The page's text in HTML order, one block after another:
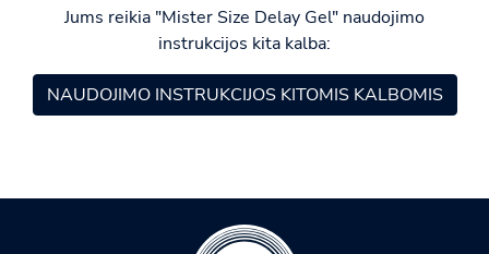
Jums reikia "Mister Size Delay Gel" naudojimo
instrukcijos kita kalba:
NAUDOJIMO INSTRUKCIJOS KITOMIS KALBOMIS